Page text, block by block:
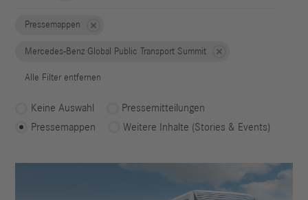
Pressemappen
Mercedes-Benz Global Public Transport Summit
Alle Filter entfernen
Keine Auswahl
Pressemitteilungen
Pressemappen
Weitere Inhalte (Stories & Events)